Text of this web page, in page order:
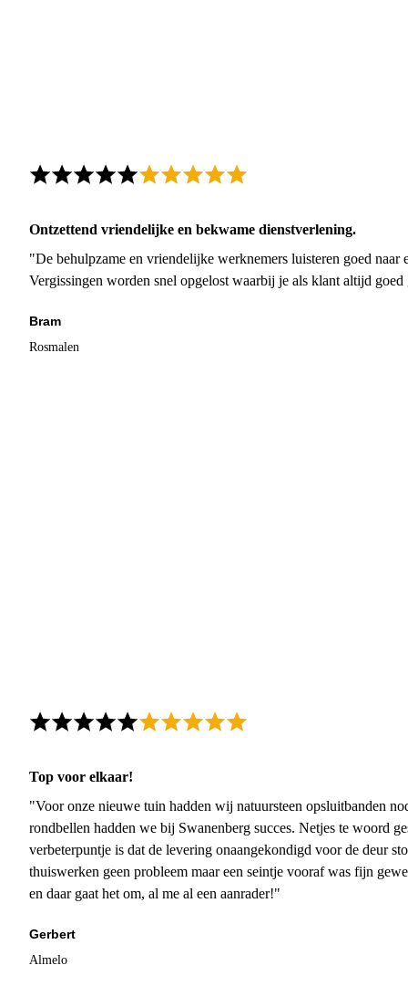
Ontzettend vriendelijke en bekwame dienstverlening.
"De behulpzame en vriendelijke werknemers luisteren goed naar
Vergissingen worden snel opgelost waarbij je als klant altijd
Bram
Rosmalen
Top voor elkaar!
"Voor onze nieuwe tuin hadden wij natuursteen opsluitbanden
rondbellen hadden we bij Swanenberg succes. Netjes te woord
verbeterpuntje is dat de levering onaangekondigd voor de deur
thuiswerken geen probleem maar een seintje vooraf was fijn
en daar gaat het om, al me al een aanrader!"
Gerbert
Almelo